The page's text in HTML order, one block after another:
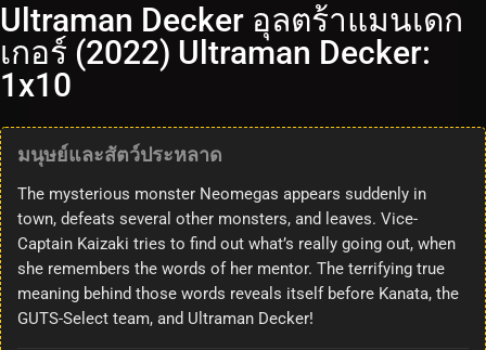
Ultraman Decker อุลตร้าแมนเดก
เกอร์ (2022) Ultraman Decker:
1x10
มนุษย์และสัตว์ประหลาด
The mysterious monster Neomegas appears suddenly in
town, defeats several other monsters, and leaves. Vice-
Captain Kaizaki tries to find out what’s really going out, when
she remembers the words of her mentor. The terrifying true
meaning behind those words reveals itself before Kanata, the
GUTS-Select team, and Ultraman Decker!